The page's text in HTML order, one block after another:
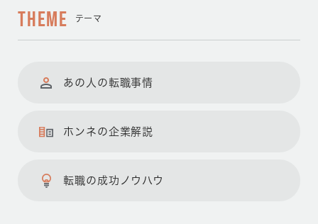
THEME テーマ
あの人の転職事情
ホンネの企業解説
転職の成功ノウハウ